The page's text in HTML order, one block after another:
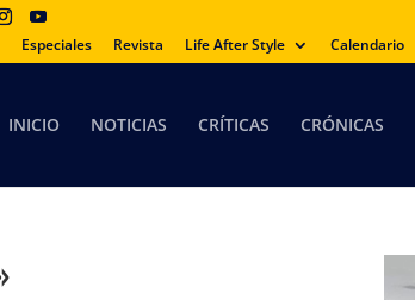
Especiales
Revista Life After Style Calendario
INICIO NOTICIAS CRÍTICAS CRÓNICAS